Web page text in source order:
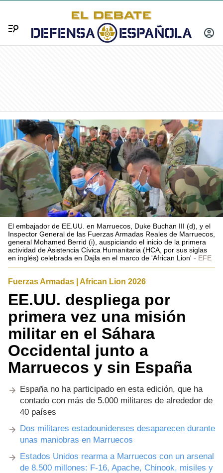
INICIAR
Menú
El embajador de EE.UU. en Marruecos, Duke Buchan III (d), y el
Inspector General de las Fuerzas Armadas Reales de Marruecos,
general Mohamed Berrid (i), auspiciando el inicio de la primera
actividad de Asistencia Cívica Humanitaria (HCA, por sus siglas
en inglés) celebrada en Dajla en el marco de 'African Lion'
EFE
Fuerzas Armadas | African Lion 2026
EE.UU. despliega por
primera vez una misión
militar en el Sáhara
Occidental junto a
Marruecos y sin España
España no ha participado en esta edición, que ha
contado con más de 5.000 militares de alrededor de
40 países
Dos militares estadounidenses desaparecen durante
unas maniobras en Marruecos
Estados Unidos rearma a Marruecos con un arsenal
de 8.500 millones: F-16, Apache, Chinook, misiles y